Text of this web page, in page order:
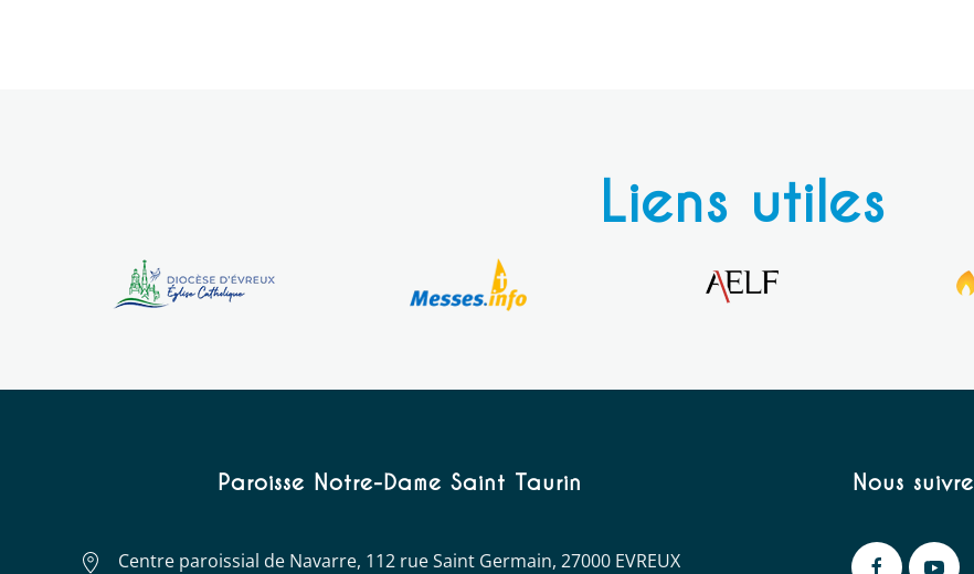
Liens utiles
Paroisse Notre-Dame Saint Taurin
Centre paroissial de Navarre, 112 rue Saint Germain, 27000 EVREUX
Nous suivre